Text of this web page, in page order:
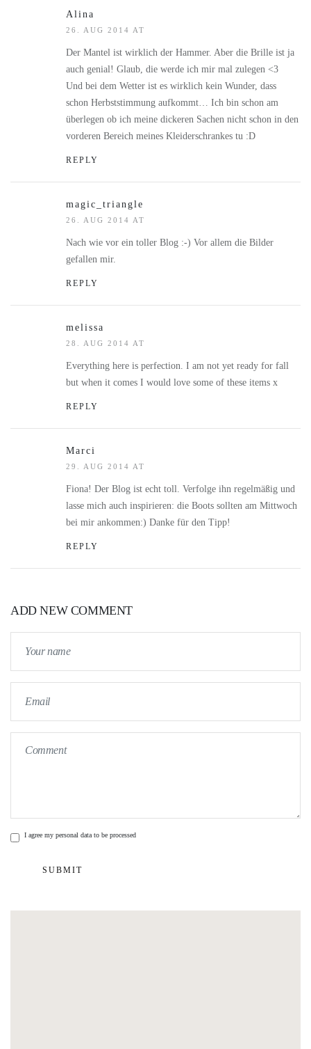
Alina
26. AUG 2014 AT
Der Mantel ist wirklich der Hammer. Aber die Brille ist ja
auch genial! Glaub, die werde ich mir mal zulegen <3
Und bei dem Wetter ist es wirklich kein Wunder, dass
schon Herbststimmung aufkommt… Ich bin schon am
überlegen ob ich meine dickeren Sachen nicht schon in den
vorderen Bereich meines Kleiderschrankes tu :D
REPLY
magic_triangle
26. AUG 2014 AT
Nach wie vor ein toller Blog :-) Vor allem die Bilder
gefallen mir.
REPLY
melissa
28. AUG 2014 AT
Everything here is perfection. I am not yet ready for fall
but when it comes I would love some of these items x
REPLY
Marci
29. AUG 2014 AT
Fiona! Der Blog ist echt toll. Verfolge ihn regelmäßig und
lasse mich auch inspirieren: die Boots sollten am Mittwoch
bei mir ankommen:) Danke für den Tipp!
REPLY
ADD NEW COMMENT
I agree my personal data to be processed